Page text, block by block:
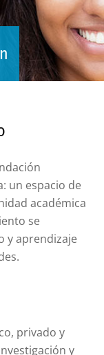
un espacio de
académica
se
y aprendizaje
privado y
y